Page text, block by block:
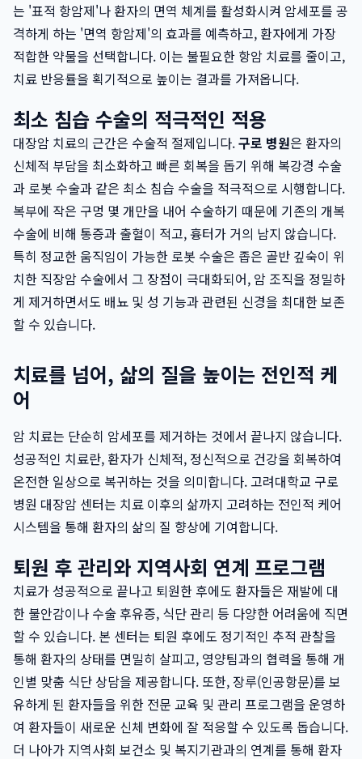
는 '표적 항암제'나 환자의 면역 체계를 활성화시켜 암세포를 공
격하게 하는 '면역 항암제'의 효과를 예측하고, 환자에게 가장
적합한 약물을 선택합니다. 이는 불필요한 항암 치료를 줄이고,
치료 반응률을 획기적으로 높이는 결과를 가져옵니다.
최소 침습 수술의 적극적인 적용
대장암 치료의 근간은 수술적 절제입니다.구로 병원은 환자의
신체적 부담을 최소화하고 빠른 회복을 돕기 위해 복강경 수술
과 로봇 수술과 같은 최소 침습 수술을 적극적으로 시행합니다.
복부에 작은 구멍 몇 개만을 내어 수술하기 때문에 기존의 개복
수술에 비해 통증과 출혈이 적고, 흉터가 거의 남지 않습니다.
특히 정교한 움직임이 가능한 로봇 수술은 좁은 골반 깊숙이 위
치한 직장암 수술에서 그 장점이 극대화되어, 암 조직을 정밀하
게 제거하면서도 배뇨 및 성 기능과 관련된 신경을 최대한 보존
할 수 있습니다.
치료를 넘어, 삶의 질을 높이는 전인적 케
어
암 치료는 단순히 암세포를 제거하는 것에서 끝나지 않습니다.
성공적인 치료란, 환자가 신체적, 정신적으로 건강을 회복하여
온전한 일상으로 복귀하는 것을 의미합니다. 고려대학교 구로
병원 대장암 센터는 치료 이후의 삶까지 고려하는 전인적 케어
시스템을 통해 환자의 삶의 질 향상에 기여합니다.
퇴원 후 관리와 지역사회 연계 프로그램
치료가 성공적으로 끝나고 퇴원한 후에도 환자들은 재발에 대
한 불안감이나 수술 후유증, 식단 관리 등 다양한 어려움에 직면
할 수 있습니다. 본 센터는 퇴원 후에도 정기적인 추적 관찰을
통해 환자의 상태를 면밀히 살피고, 영양팀과의 협력을 통해 개
인별 맞춤 식단 상담을 제공합니다. 또한, 장루(인공항문)를 보
유하게 된 환자들을 위한 전문 교육 및 관리 프로그램을 운영하
여 환자들이 새로운 신체 변화에 잘 적응할 수 있도록 돕습니다.
더 나아가 지역사회 보건소 및 복지기관과의 연계를 통해 환자